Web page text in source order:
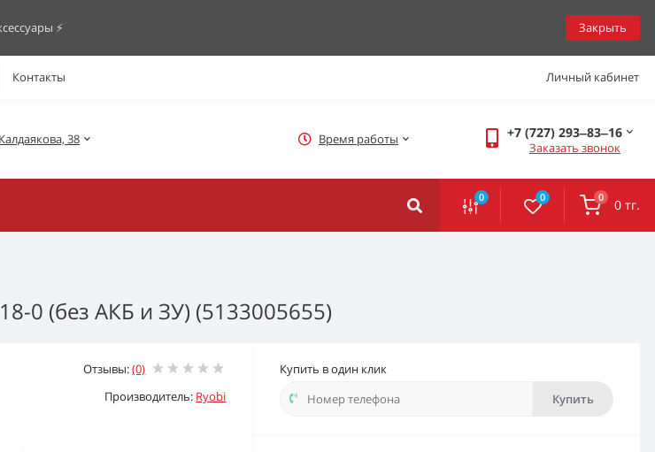
⚡️ Закрыть
Контакты Личный кабинет
38 Время работы +7 (727) 293‒83‒16
Заказать звонок
0 0 0 0 тг.
0 (без АКБ и ЗУ) (5133005655)
Отзывы:(0)
Производитель: Ryobi
Купить в один клик
Купить